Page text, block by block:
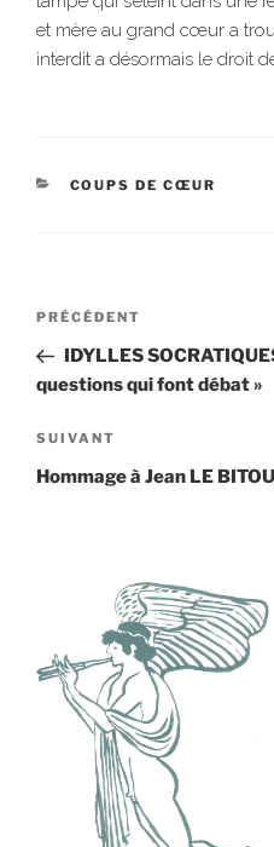
et mère au grand cœur a
interdit a désormais le droit
CATÉGORIES
COUPS DE CŒUR
Navigation
l’article
Article
précédent
PRÉCÉDENT
IDYLLES
questions qui font débat »
Article
suivant
SUIVANT
Hommage à Jean LE